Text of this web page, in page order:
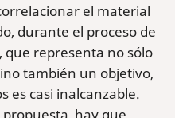
el material
durante el proceso de
que representa no sólo
también un objetivo,
es casi inalcanzable.